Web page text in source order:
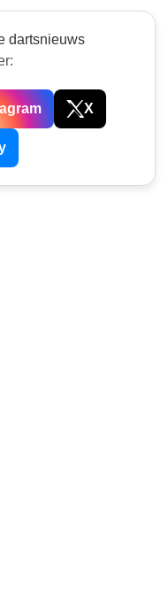
dartsnieuws
X